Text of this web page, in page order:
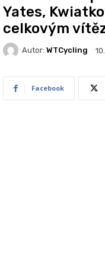
Yates,
celkovým
Autor: WTCycling
Facebook